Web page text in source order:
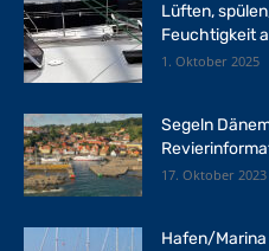
Lüften,
Feuchtigkeit
1. Oktober 2025
Segeln
17. Oktober 2023
Hafen/